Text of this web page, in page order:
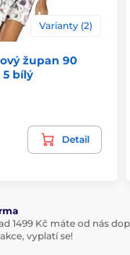
Varianty (2)
župan 90
bílý
Detail
1499 Kč máte od nás
vyplatí se!